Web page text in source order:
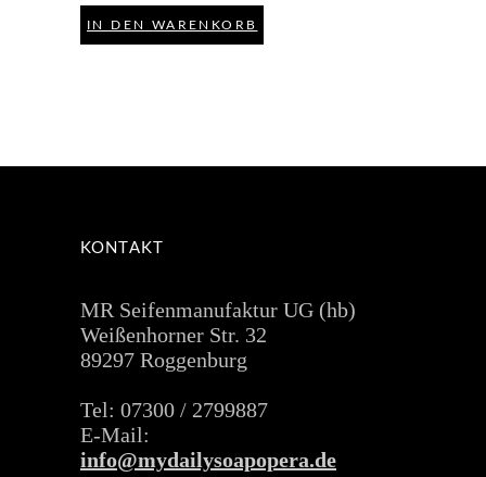
IN DEN WARENKORB
KONTAKT
MR Seifenmanufaktur UG (hb)
Weißenhorner Str. 32
89297 Roggenburg
Tel: 07300 / 2799887
E-Mail:
info@mydailysoapopera.de